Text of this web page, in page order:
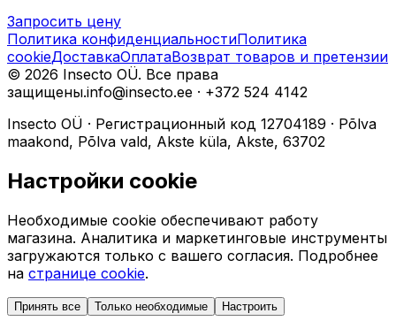
Запросить цену
Политика конфиденциальностиПолитика
cookieДоставкаОплатаВозврат товаров и претензии
© 2026 Insecto OÜ. Все права
защищены.info@insecto.ee · +372 524 4142
Insecto OÜ · Регистрационный код 12704189 · Põlva
maakond, Põlva vald, Akste küla, Akste, 63702
Настройки cookie
Необходимые cookie обеспечивают работу
магазина. Аналитика и маркетинговые инструменты
загружаются только с вашего согласия. Подробнее
на странице cookie.
Принять все Только необходимые Настроить